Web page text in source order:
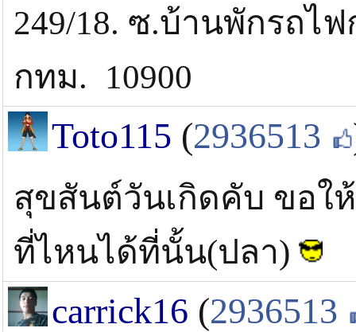
249/18. ซ.บ้านพักรถไ
กทม. 10900
Toto115 (2936513
สุขสันต์วันเกิดคับ ขอ
ที่ไหนได้ที่นั้น(ปลา)
carrick16 (2936513